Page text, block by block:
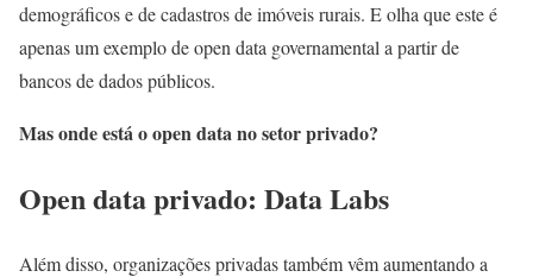
demográficos e de cadastros de imóveis rurais. E olha que este é
apenas um exemplo de open data governamental a partir de
bancos de dados públicos.
Mas onde está o open data no setor privado?
Open data privado: Data Labs
Além disso, organizações privadas também vêm aumentando a